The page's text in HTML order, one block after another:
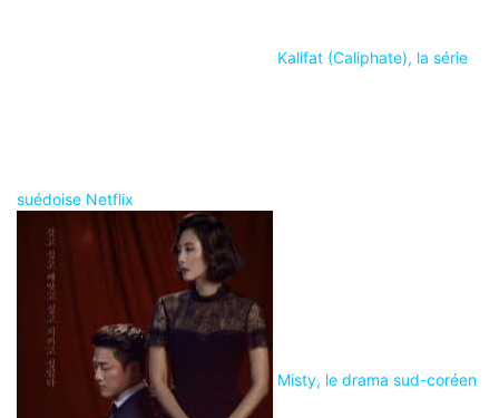
Kalifat (Caliphate), la série
suédoise Netflix
Misty, le drama sud-coréen